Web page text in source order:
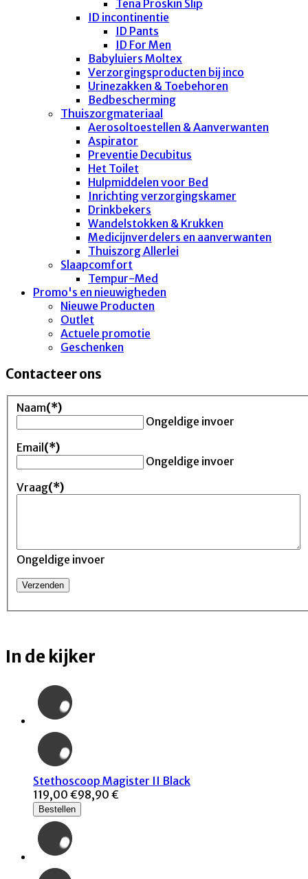
Tena Proskin Slip
ID incontinentie
ID Pants
ID For Men
Babyluiers Moltex
Verzorgingsproducten bij inco
Urinezakken & Toebehoren
Bedbescherming
Thuiszorgmateriaal
Aerosoltoestellen & Aanverwanten
Aspirator
Preventie Decubitus
Het Toilet
Hulpmiddelen voor Bed
Inrichting verzorgingskamer
Drinkbekers
Wandelstokken & Krukken
Medicijnverdelers en aanverwanten
Thuiszorg Allerlei
Slaapcomfort
Tempur-Med
Promo's en nieuwigheden
Nieuwe Producten
Outlet
Actuele promotie
Geschenken
Contacteer ons
Naam(*)
Ongeldige invoer
Email(*)
Ongeldige invoer
Vraag(*)
Ongeldige invoer
In de kijker
Stethoscoop Magister II Black
119,00 €98,90 €
Bestellen